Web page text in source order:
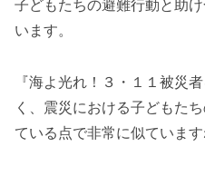
子どもたちの避難行動と助
います。
『海よ光れ！３・１１被災
く、震災における子どもた
ている点で非常に似ています